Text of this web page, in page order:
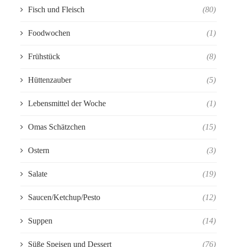
Fisch und Fleisch (80)
Foodwochen (1)
Frühstück (8)
Hüttenzauber (5)
Lebensmittel der Woche (1)
Omas Schätzchen (15)
Ostern (3)
Salate (19)
Saucen/Ketchup/Pesto (12)
Suppen (14)
Süße Speisen und Dessert (76)